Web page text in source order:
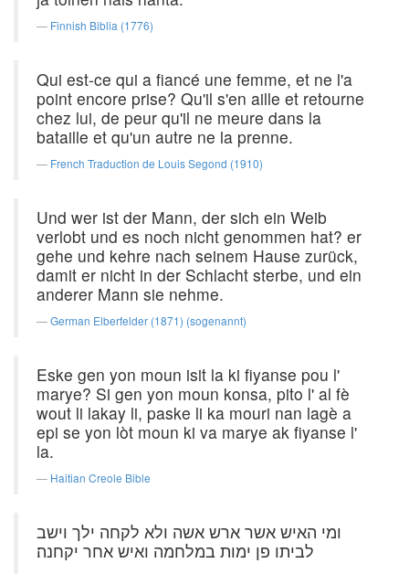
Finnish Biblia (1776)
Qui est-ce qui a fiancé une femme, et ne l'a
point encore prise? Qu'il s'en aille et retourne
chez lui, de peur qu'il ne meure dans la
bataille et qu'un autre ne la prenne.
French Traduction de Louis Segond (1910)
Und wer ist der Mann, der sich ein Weib
verlobt und es noch nicht genommen hat? er
gehe und kehre nach seinem Hause zurück,
damit er nicht in der Schlacht sterbe, und ein
anderer Mann sie nehme.
German Elberfelder (1871) (sogenannt)
Eske gen yon moun isit la ki fiyanse pou l'
marye? Si gen yon moun konsa, pito l' al fè
wout li lakay li, paske li ka mouri nan lagè a
epi se yon lòt moun ki va marye ak fiyanse l'
la.
Haitian Creole Bible
ומי האיש אשר ארש אשה ולא לקחה ילך וישב
לביתו פן ימות במלחמה ואיש אחר יקחנה׃